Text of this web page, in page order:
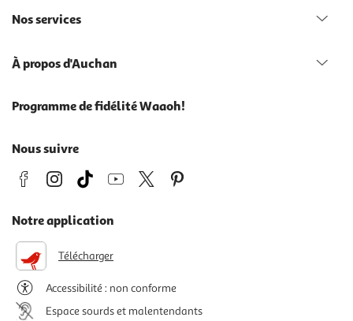
Nos services
À propos d'Auchan
Programme de fidélité Waaoh!
Nous suivre
Notre application
Télécharger
Accessibilité : non conforme
Espace sourds et malentendants